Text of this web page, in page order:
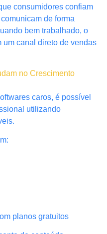
consumidores confiam
de forma
bem trabalhado, o
um canal direto de vendas
no Crescimento
caros, é possível
utilizando
planos gratuitos